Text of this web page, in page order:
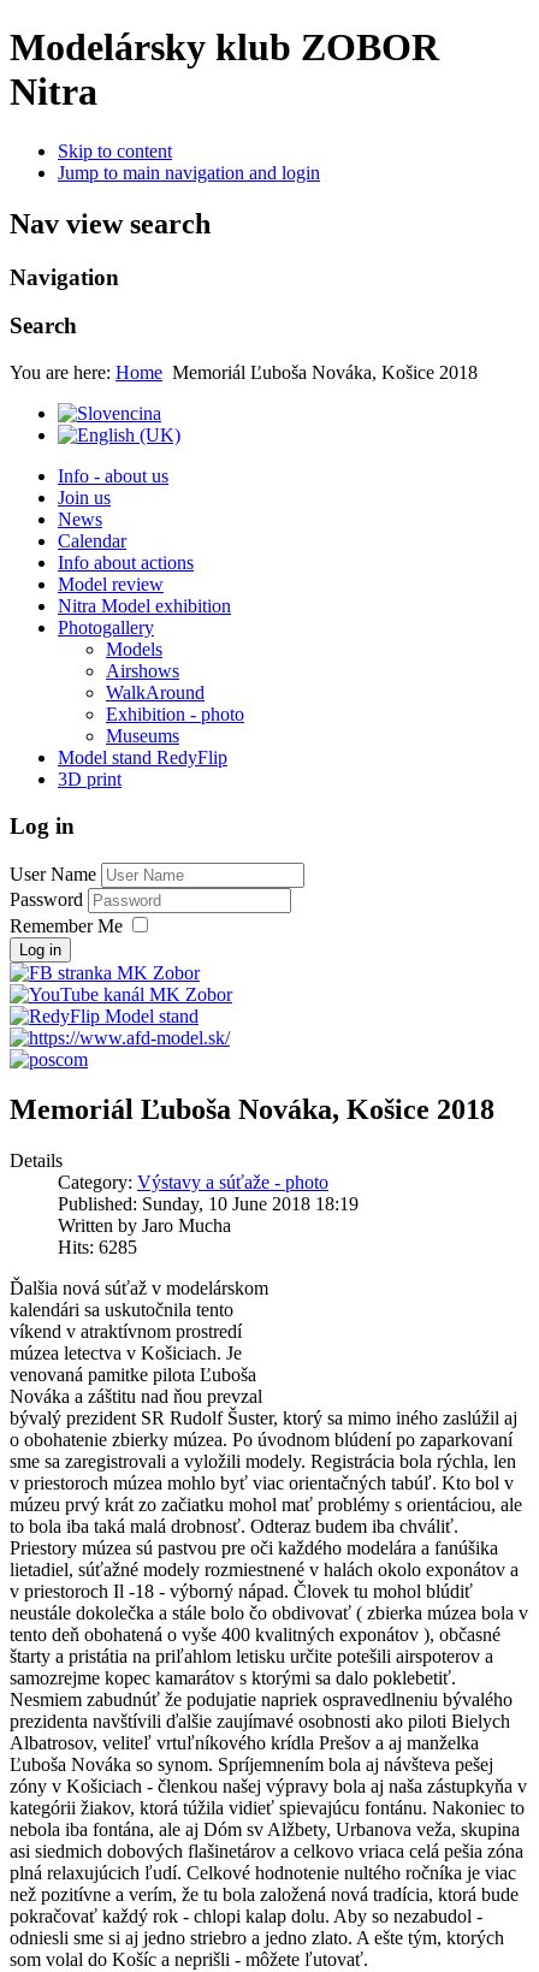
Modelársky klub ZOBOR
Nitra
Skip to content
Jump to main navigation and login
Nav view search
Navigation
Search
You are here: Home Memoriál Ľuboša Nováka, Košice 2018
Info - about us
Join us
News
Calendar
Info about actions
Model review
Nitra Model exhibition
Photogallery
Models
Airshows
WalkAround
Exhibition - photo
Museums
Model stand RedyFlip
3D print
Log in
User Name
Password
Remember Me
Log in
Memoriál Ľuboša Nováka, Košice 2018
Details
Category: Výstavy a súťaže - photo
Published: Sunday, 10 June 2018 18:19
Written by Jaro Mucha
Hits: 6285
Ďalšia nová súťaž v modelárskom
kalendári sa uskutočnila tento
víkend v atraktívnom prostredí
múzea letectva v Košiciach. Je
venovaná pamitke pilota Ľuboša
Nováka a záštitu nad ňou prevzal
bývalý prezident SR Rudolf Šuster, ktorý sa mimo iného zaslúžil aj
o obohatenie zbierky múzea. Po úvodnom blúdení po zaparkovaní
sme sa zaregistrovali a vyložili modely. Registrácia bola rýchla, len
v priestoroch múzea mohlo byť viac orientačných tabúľ. Kto bol v
múzeu prvý krát zo začiatku mohol mať problémy s orientáciou, ale
to bola iba taká malá drobnosť. Odteraz budem iba chváliť.
Priestory múzea sú pastvou pre oči každého modelára a fanúšika
lietadiel, súťažné modely rozmiestnené v halách okolo exponátov a
v priestoroch Il -18 - výborný nápad. Človek tu mohol blúdiť
neustále dokolečka a stále bolo čo obdivovať ( zbierka múzea bola v
tento deň obohatená o vyše 400 kvalitných exponátov ), občasné
štarty a pristátia na priľahlom letisku určite potešili airspoterov a
samozrejme kopec kamarátov s ktorými sa dalo poklebetiť.
Nesmiem zabudnúť že podujatie napriek ospravedlneniu bývalého
prezidenta navštívili ďalšie zaujímavé osobnosti ako piloti Bielych
Albatrosov, veliteľ vrtuľníkového krídla Prešov a aj manželka
Ľuboša Nováka so synom. Spríjemnením bola aj návšteva pešej
zóny v Košiciach - členkou našej výpravy bola aj naša zástupkyňa v
kategórii žiakov, ktorá túžila vidieť spievajúcu fontánu. Nakoniec to
nebola iba fontána, ale aj Dóm sv Alžbety, Urbanova veža, skupina
asi siedmich dobových flašinetárov a celkovo vriaca celá pešia zóna
plná relaxujúcich ľudí. Celkové hodnotenie nultého ročníka je viac
než pozitívne a verím, že tu bola založená nová tradícia, ktorá bude
pokračovať každý rok - chlopi kalap dolu. Aby so nezabudol -
odniesli sme si aj jedno striebro a jedno zlato. A ešte tým, ktorých
som volal do Košíc a neprišli - môžete ľutovať.